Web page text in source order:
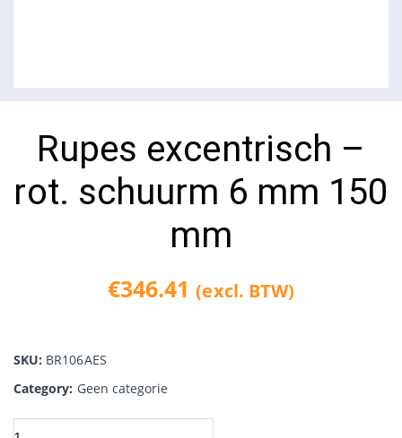
Rupes excentrisch –
rot. schuurm 6 mm 150
mm
€346.41 (excl. BTW)
SKU: BR106AES
Category: Geen categorie
Rupes